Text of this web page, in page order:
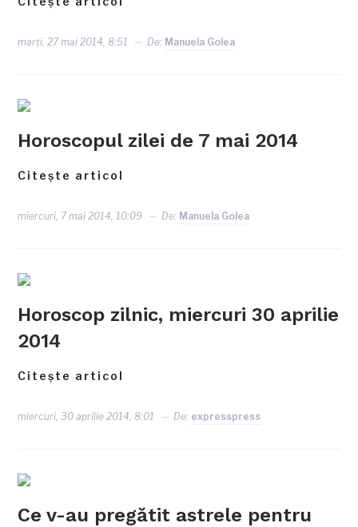
marți, 27 mai 2014, 8:51 De: Manuela Golea
Horoscopul zilei de 7 mai 2014
Citește articol
miercuri, 7 mai 2014, 10:09 De: Manuela Golea
Horoscop zilnic, miercuri 30 aprilie
2014
Citește articol
miercuri, 30 aprilie 2014, 8:01 De: expresspress
Ce v-au pregătit astrele pentru